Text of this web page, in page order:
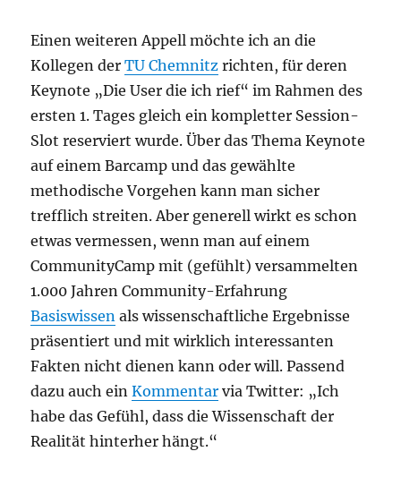
Einen weiteren Appell möchte ich an die
Kollegen derTU Chemnitz richten, für deren
Keynote „Die User die ich rief“ im Rahmen des
ersten 1. Tages gleich ein kompletter Session-
Slot reserviert wurde. Über das Thema Keynote
auf einem Barcamp und das gewählte
methodische Vorgehen kann man sicher
trefflich streiten. Aber generell wirkt es schon
etwas vermessen, wenn man auf einem
CommunityCamp mit (gefühlt) versammelten
1.000 Jahren Community-Erfahrung
Basiswissen als wissenschaftliche Ergebnisse
präsentiert und mit wirklich interessanten
Fakten nicht dienen kann oder will. Passend
dazu auch einKommentar via Twitter: „Ich
habe das Gefühl, dass die Wissenschaft der
Realität hinterher hängt.“